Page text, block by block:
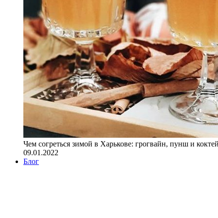
Чем согреться зимой в Харькове: грогвайн, пунш и
09.01.2022
Блог